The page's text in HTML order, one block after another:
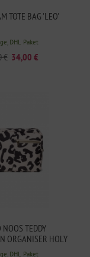
TOTE BAG 'LEO'
DHL Paket
€ 34,00 €
NOOS TEDDY
ORGANISER HOLY
COW
DHL Paket